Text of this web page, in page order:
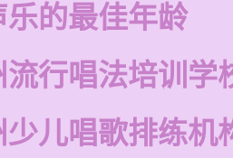
乐的最佳年龄
流行唱法培训学
少儿唱歌排练机